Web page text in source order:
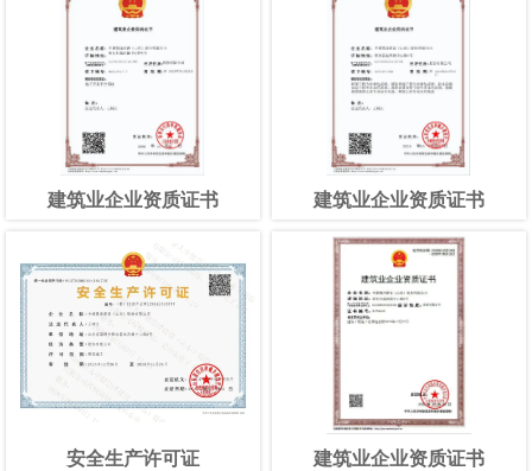
建筑业企业资质证书 建筑业企业资质证书
安全生产许可证 建筑业企业资质证书